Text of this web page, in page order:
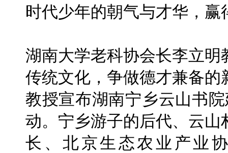
时代少年的朝气与才华，
湖南大学老科协会长李立
传统文化，争做德才兼备
教授宣布湖南宁乡云山书
动。宁乡游子的后代、云
长、北京生态农业产业